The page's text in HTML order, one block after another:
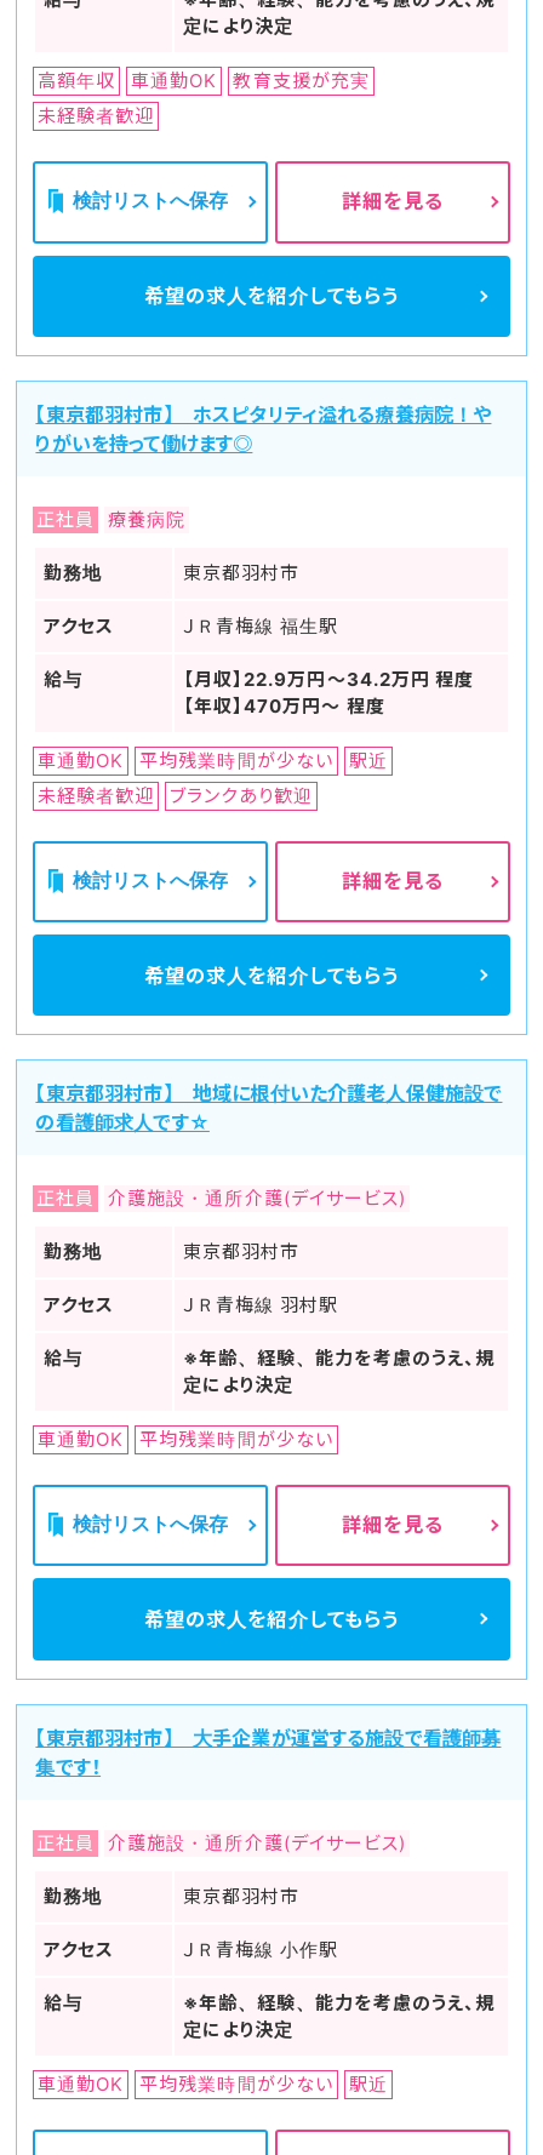
定により決定
高額年収 車通勤OK
教育支援が充実
未経験者歓迎
検討リストへ保存 詳細を見る
希望の求人を紹介してもらう
【東京都羽村市】 ホスピタリティ溢れる療養病院！や
りがいを持って働けます◎
正社員 療養病院
勤務地 東京都羽村市
アクセス ＪＲ青梅線 福生駅
給与
【月収】22.9万円～34.2万円 程度
【年収】470万円～ 程度
車通勤OK 平均残業時間が少ない
駅近
未経験者歓迎
ブランクあり歓迎
検討リストへ保存 詳細を見る
希望の求人を紹介してもらう
【東京都羽村市】 地域に根付いた介護老人保健施設で
の看護師求人です☆
正社員 介護施設・通所介護(デイサービス)
勤務地 東京都羽村市
アクセス ＪＲ青梅線 羽村駅
給与
※年齢、経験、能力を考慮のうえ、規
定により決定
車通勤OK 平均残業時間が少ない
検討リストへ保存 詳細を見る
希望の求人を紹介してもらう
【東京都羽村市】 大手企業が運営する施設で看護師募
集です！
正社員 介護施設・通所介護(デイサービス)
勤務地 東京都羽村市
アクセス ＪＲ青梅線 小作駅
給与
※年齢、経験、能力を考慮のうえ、規
定により決定
車通勤OK 平均残業時間が少ない 駅近